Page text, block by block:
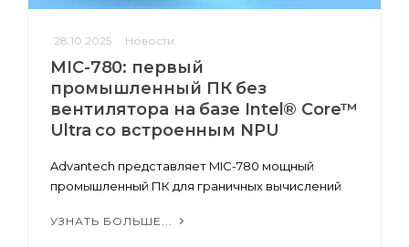
28.10.2025 Новости
MIC-780: первый
промышленный ПК без
вентилятора на базе Intel® Core™
Ultra со встроенным NPU
Advantech представляет MIC-780 мощный
промышленный ПК для граничных вычислений
УЗНАТЬ БОЛЬШЕ...